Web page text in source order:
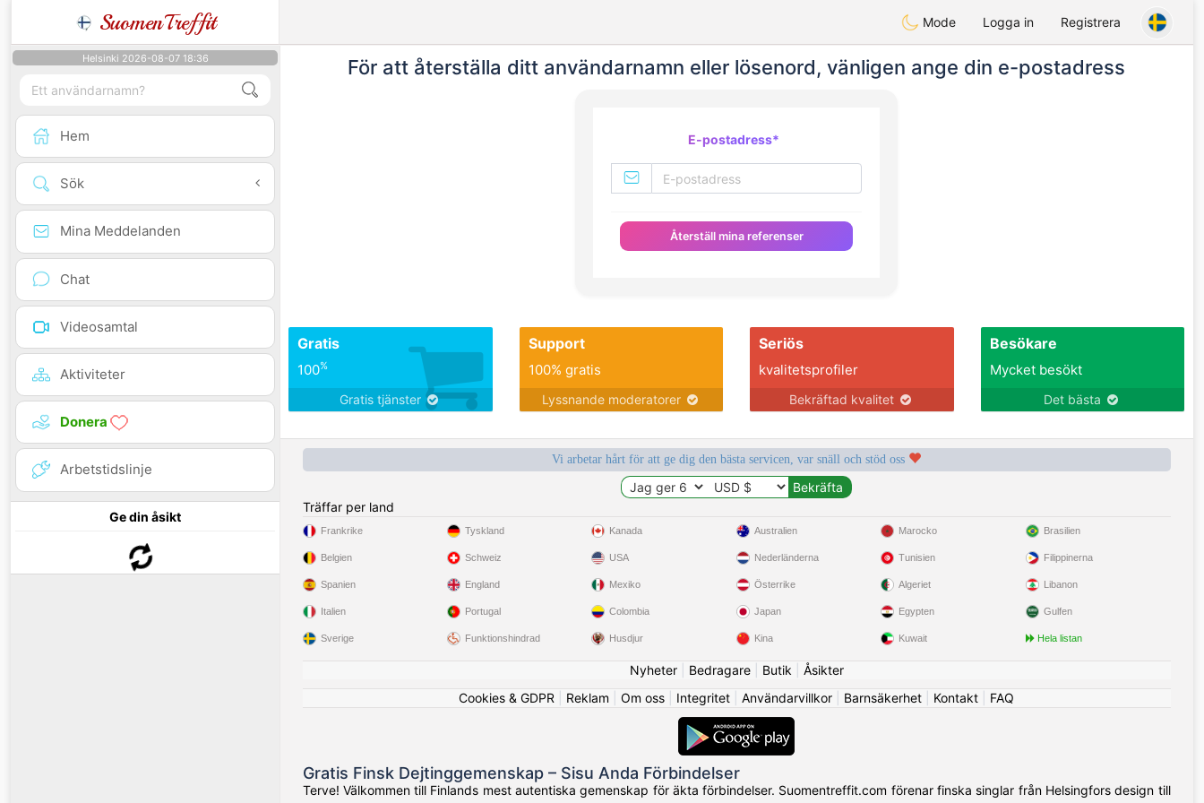
SuomenTreffit Mode Logga in Registrera
Helsinki 2026-08-07 18:36
Hem
Sök
Mina Meddelanden
Chat
Videosamtal
Aktiviteter
Donera
Arbetstidslinje
Ge din åsikt
För att återställa ditt användarnamn eller lösenord, vänligen ange din e-postadress
E-postadress*
Återställ mina referenser
Gratis
100%
Gratis tjänster
Support
100% gratis
Lyssnande moderatorer
Seriös
kvalitetsprofiler
Bekräftad kvalitet
Besökare
Mycket besökt
Det bästa
Vi arbetar hårt för att ge dig den bästa servicen, var snäll och stöd oss
Träffar per land
Frankrike
Belgien
Spanien
Italien
Sverige
Tyskland
Schweiz
England
Portugal
Funktionshindrad
Kanada
USA
Mexiko
Colombia
Husdjur
Australien
Nederländerna
Österrike
Japan
Kina
Marocko
Tunisien
Algeriet
Egypten
Kuwait
Brasilien
Filippinerna
Libanon
Gulfen
Hela listan
Nyheter| Bedragare| Butik
Åsikter
Cookies & GDPR
Reklam Om oss Integritet Användarvillkor Barnsäkerhet Kontakt FAQ
Gratis Finsk Dejtinggemenskap – Sisu Anda Förbindelser
Terve! Välkommen till Finlands mest autentiska gemenskap för äkta förbindelser. Suomentreffit.com förenar finska singlar från Helsingfors design till